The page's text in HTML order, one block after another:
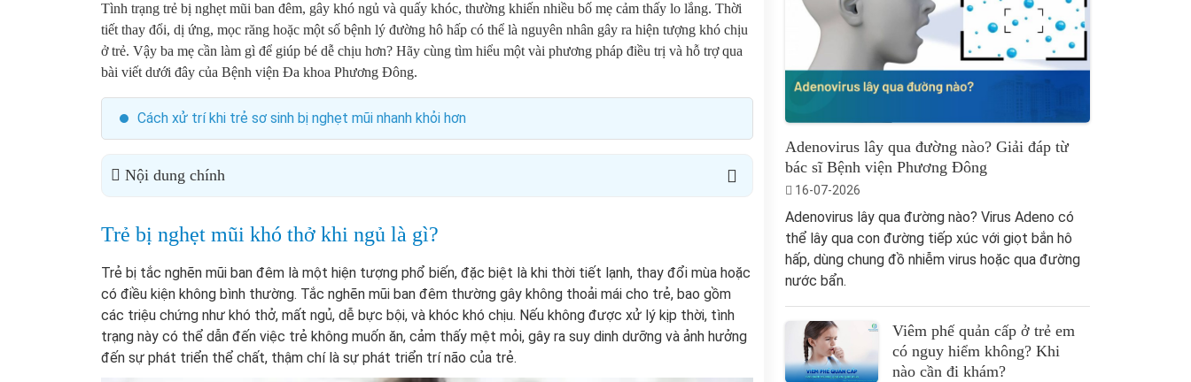
Tình trạng trẻ bị nghẹt mũi ban đêm, gây khó ngủ và quấy khóc, thường khiến nhiều bố mẹ cảm thấy lo lắng. Thời
tiết thay đổi, dị ứng, mọc răng hoặc một số bệnh lý đường hô hấp có thể là nguyên nhân gây ra hiện tượng khó chịu
ở trẻ. Vậy ba mẹ cần làm gì để giúp bé dễ chịu hơn? Hãy cùng tìm hiểu một vài phương pháp điều trị và hỗ trợ qua
bài viết dưới đây của Bệnh viện Đa khoa Phương Đông.
Cách xử trí khi trẻ sơ sinh bị nghẹt mũi nhanh khỏi hơn
Nội dung chính
Trẻ bị nghẹt mũi khó thở khi ngủ là gì?
Trẻ bị tắc nghẽn mũi ban đêm là một hiện tượng phổ biến, đặc biệt là khi thời tiết lạnh, thay đổi mùa hoặc
có điều kiện không bình thường. Tắc nghẽn mũi ban đêm thường gây không thoải mái cho trẻ, bao gồm
các triệu chứng như khó thở, mất ngủ, dễ bực bội, và khóc khó chịu. Nếu không được xử lý kịp thời, tình
trạng này có thể dẫn đến việc trẻ không muốn ăn, cảm thấy mệt mỏi, gây ra suy dinh dưỡng và ảnh hưởng
đến sự phát triển thể chất, thậm chí là sự phát triển trí não của trẻ.
Adenovirus lây qua đường nào? Giải đáp từ
bác sĩ Bệnh viện Phương Đông
16-07-2026
Adenovirus lây qua đường nào? Virus Adeno có
thể lây qua con đường tiếp xúc với giọt bắn hô
hấp, dùng chung đồ nhiễm virus hoặc qua đường
nước bẩn.
Viêm phế quản cấp ở trẻ em
có nguy hiểm không? Khi
nào cần đi khám?